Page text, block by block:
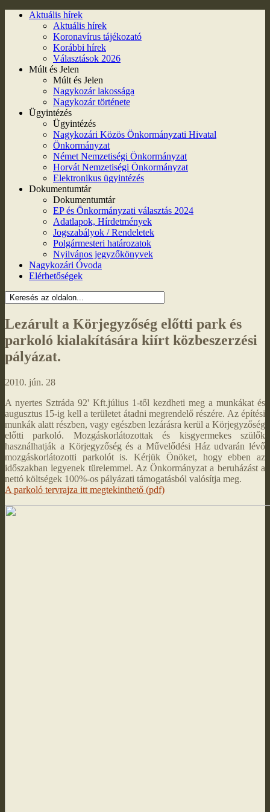
Aktuális hírek
Aktuális hírek
Koronavírus tájékozató
Korábbi hírek
Választások 2026
Múlt és Jelen
Múlt és Jelen
Nagykozár lakossága
Nagykozár története
Ügyintézés
Ügyintézés
Nagykozári Közös Önkormányzati Hivatal
Önkormányzat
Német Nemzetiségi Önkormányzat
Horvát Nemzetiségi Önkormányzat
Elektronikus ügyintézés
Dokumentumtár
Dokumentumtár
EP és Önkormányzati választás 2024
Adatlapok, Hírdetmények
Jogszabályok / Rendeletek
Polgármesteri határozatok
Nyilvános jegyzőkönyvek
Nagykozári Óvoda
Elérhetőségek
Lezárult a Körjegyzőség előtti park és
parkoló kialakítására kiírt közbeszerzési
pályázat.
2010. jún. 28
A nyertes Sztráda 92' Kft.július 1-től kezdheti meg a munkákat és
augusztus 15-ig kell a területet átadni megrendelő részére. Az építési
munkák alatt részben, vagy egészben lezárásra kerül a Körjegyzőség
előtti parkoló. Mozgáskorlátozottak és kisgyermekes szülők
használhatják a Körjegyzőség és a Művelődési Ház udvarán lévő
mozgáskorlátozotti parkolót is. Kérjük Önöket, hogy ebben az
időszakban legyenek türelemmel. Az Önkormányzat a beruházást a
nettó költségek 100%-os pályázati támogatásból valósítja meg.
A parkoló tervrajza itt megtekinthető (pdf)